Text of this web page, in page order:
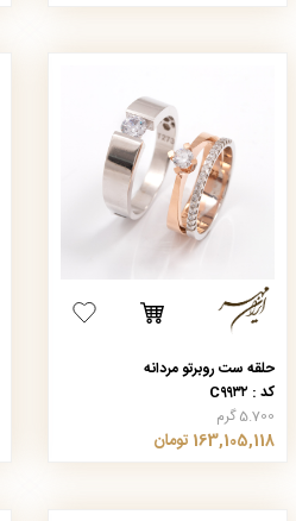
حلقه ست روبرتو مردانه
کد : C۹۹۳۲
5.700 گرم
163,105,118 تومان